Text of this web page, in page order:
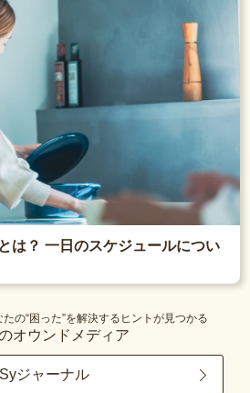
は？ 一日のスケジュールについ
の“困った”を解決するヒントが見つかる
オウンドメディア
ジャーナル